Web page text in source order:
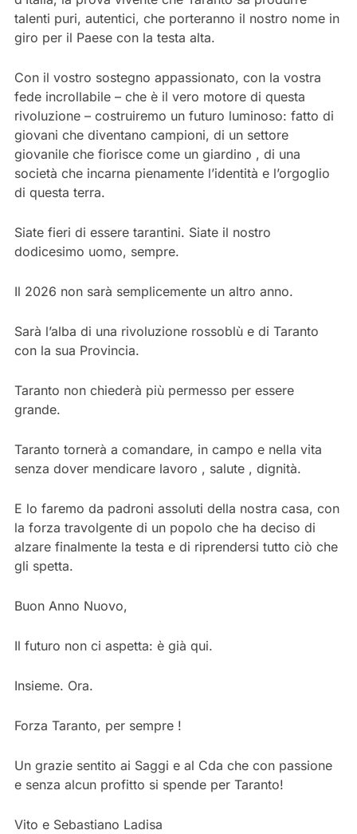
talenti puri, autentici, che porteranno il nostro nome in
giro per il Paese con la testa alta.
Con il vostro sostegno appassionato, con la vostra
fede incrollabile – che è il vero motore di questa
rivoluzione – costruiremo un futuro luminoso: fatto di
giovani che diventano campioni, di un settore
giovanile che fiorisce come un giardino , di una
società che incarna pienamente l’identità e l’orgoglio
di questa terra.
Siate fieri di essere tarantini. Siate il nostro
dodicesimo uomo, sempre.
Il 2026 non sarà semplicemente un altro anno.
Sarà l’alba di una rivoluzione rossoblù e di Taranto
con la sua Provincia.
Taranto non chiederà più permesso per essere
grande.
Taranto tornerà a comandare, in campo e nella vita
senza dover mendicare lavoro , salute , dignità.
E lo faremo da padroni assoluti della nostra casa, con
la forza travolgente di un popolo che ha deciso di
alzare finalmente la testa e di riprendersi tutto ciò che
gli spetta.
Buon Anno Nuovo,
Il futuro non ci aspetta: è già qui.
Insieme. Ora.
Forza Taranto, per sempre !
Un grazie sentito ai Saggi e al Cda che con passione
e senza alcun profitto si spende per Taranto!
Vito e Sebastiano Ladisa